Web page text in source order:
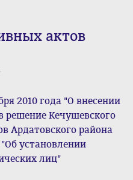
актов
2010 года "О внесении
решение Кечушевского
Ардатовского района
установлении
лиц"